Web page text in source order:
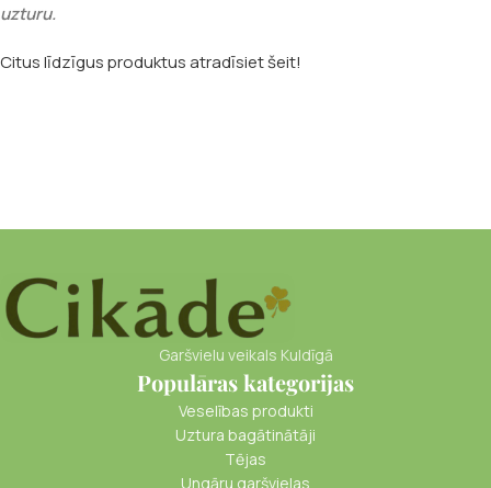
uzturu.
Citus līdzīgus produktus atradīsiet šeit!
Garšvielu veikals Kuldīgā
Populāras kategorijas
Veselības produkti
Uztura bagātinātāji
Tējas
Ungāru garšvielas